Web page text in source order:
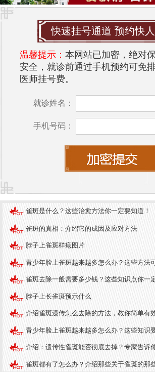
引起激素变化，从而影响皮肤色素
4. 皮肤护理不当：有些人在护肤过
刺激的产品，或者过度去角质，导致
损，进而引发雀斑的出现。
5. 环境因素：空气污染、紫外线强
除了以上原因，脖子长雀斑还可能
号。例如，某些内分泌疾病或代谢
变大，建议及时就医检查。
那么，如何预防和治疗脖子长雀斑
建议：
1. 防晒：阳光是雀斑形成的主要原
预防和减轻雀斑的关键。每天出门前
霜，选择防晒系数高且含有物理防晒
2. 科学护肤：避免使用过于刺激的
适合自己皮肤类型的护肤品。定期去
皮肤更好地吸收护肤品，但要注意
质，以免损伤皮肤。
3. 均衡饮食：多吃富含维生素C和维
这些营养成分有助于美白皮肤，减
成。同时，保持饮食清淡，避免过多
性食物。
快速挂号通道 预约快
温馨提示： 本网站已加密，绝对
安全，就诊前通过手机预约可免
医师挂号费。
就诊姓名：
手机号码：
雀斑是什么？这些治愈方法你一定要知道！
雀斑的真相：介绍它的成因及应对方法
脖子上雀斑样痣图片
青少年脸上雀斑越来越多怎么办？这些方法
雀斑去除一般需要多少钱？这些知识点你一
脖子上长雀斑预示什么
介绍雀斑遗传怎么去除的方法，教你简单有
青少年脸上雀斑越来越多怎么办？这些知识
介绍：遗传性雀斑能否彻底去掉？专家告诉
雀斑都有了怎么办？介绍那些关于雀斑的那